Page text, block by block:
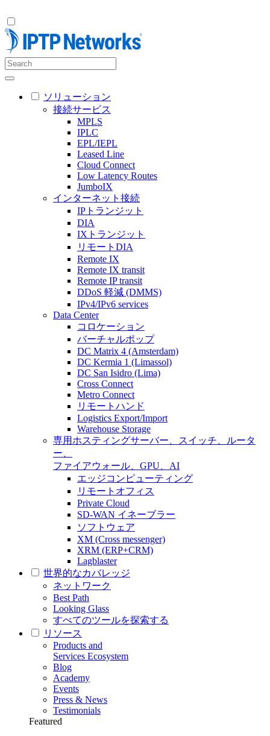
ソリューション
接続サービス
MPLS
IPLC
EPL/IEPL
Leased Line
Cloud Connect
Low Latency Routes
JumboIX
インターネット接続
IPトランジット
DIA
IXトランジット
リモートDIA
Remote IX
Remote IX transit
Remote IP transit
DDoS 軽減 (DMMS)
IPv4/IPv6 services
Data Center
コロケーション
バーチャルポップ
DC Matrix 4 (Amsterdam)
DC Kermia 1 (Limassol)
DC San Isidro (Lima)
Cross Connect
Metro Connect
リモートハンド
Logistics Export/Import
Warehouse Storage
専用ホスティングサーバー、スイッチ、ルータ
ー、
ファイアウォール、GPU、AI
エッジコンピューティング
リモートオフィス
Private Cloud
SD-WAN イネーブラー
ソフトウェア
XM (Cross messenger)
XRM (ERP+CRM)
Lagblaster
世界的なカバレッジ
ネットワーク
Best Path
Looking Glass
すべてのツールを探索する
リソース
Products and
Services Ecosystem
Blog
Academy
Events
Press & News
Testimonials
Featured